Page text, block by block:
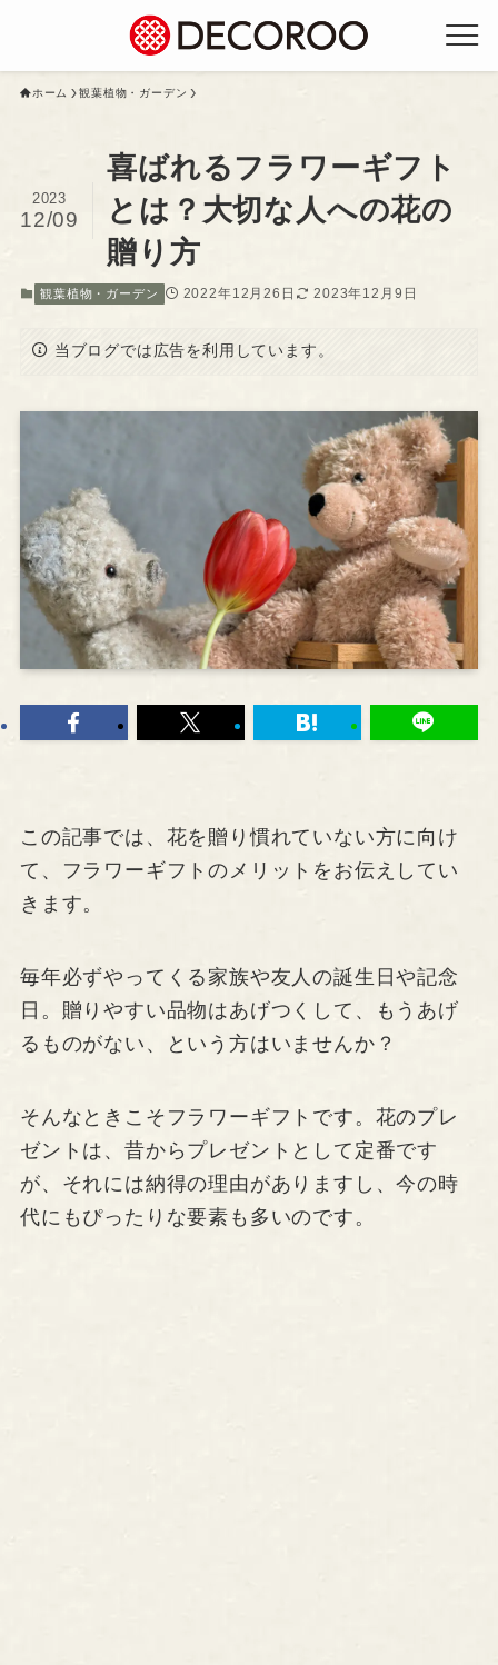
ホーム 観葉植物・ガーデン
喜ばれるフラワーギフト
とは？大切な人への花の
贈り方
2023
12/09
観葉植物・ガーデン 2022年12月26日 2023年12月9日
当ブログでは広告を利用しています。
この記事では、花を贈り慣れていない方に向け
て、フラワーギフトのメリットをお伝えしてい
きます。
毎年必ずやってくる家族や友人の誕生日や記念
日。贈りやすい品物はあげつくして、もうあげ
るものがない、という方はいませんか？
そんなときこそフラワーギフトです。花のプレ
ゼントは、昔からプレゼントとして定番です
が、それには納得の理由がありますし、今の時
代にもぴったりな要素も多いのです。